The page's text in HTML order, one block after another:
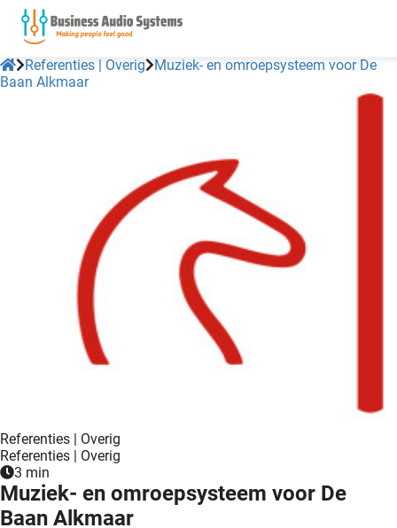
Referenties | Overig
Muziek- en omroepsysteem voor De
Baan Alkmaar
Referenties | Overig
Referenties | Overig
3 min
Muziek- en omroepsysteem voor De
Baan Alkmaar
de
niet